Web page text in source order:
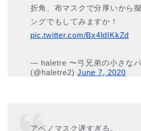
折角、布マスクで分厚いから
ングでもしてみますか！
pic.twitter.com/Bx4IdIKkZd
— haletre 〜弓兄弟の小さな
(@haletre2)June 7, 2020
アベノマスク遅すぎる。